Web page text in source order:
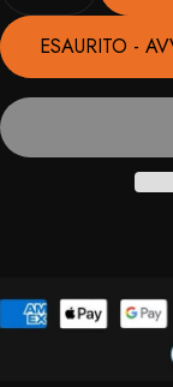
ESAURITO -